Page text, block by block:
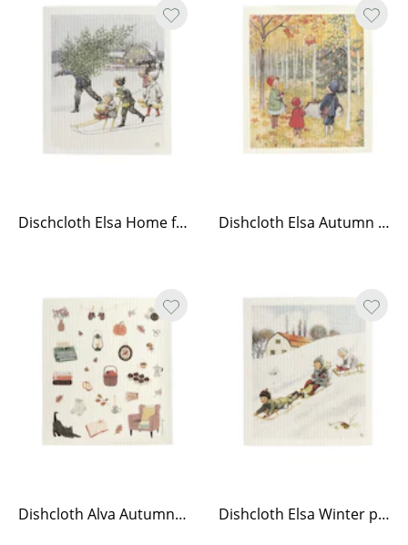
Dischcloth Elsa Home for Christmas Dishcloth Elsa Autumn walk
Dishcloth Alva Autumn life Dishcloth Elsa Winter play